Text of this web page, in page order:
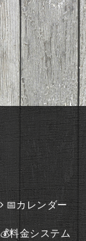
📅カレンダー
💰料金システム